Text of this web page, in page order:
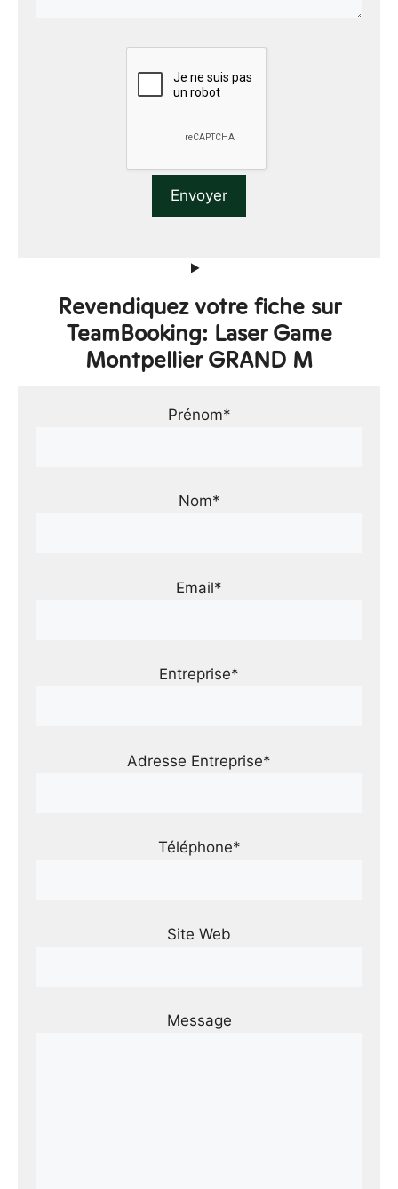
Revendiquez votre fiche sur
TeamBooking: Laser Game
Montpellier GRAND M
Prénom*
Nom*
Email*
Entreprise*
Adresse Entreprise*
Téléphone*
Site Web
Message